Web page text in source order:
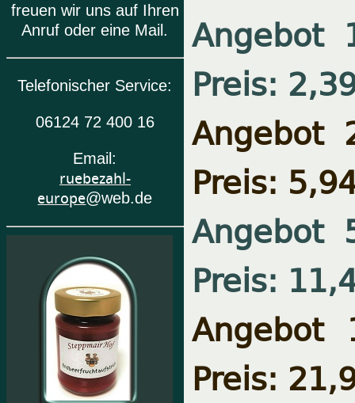
freuen wir uns auf Ihren
Anruf oder eine Mail.
Telefonischer Service:
06124 72 400 16
Email:
ruebezahl-
europe@web.de
Preis:
Preis:
Preis:
Angebot
Preis: